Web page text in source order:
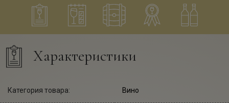
Характеристики
Категория товара: Вино